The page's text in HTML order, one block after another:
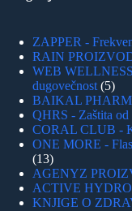
ZAPPER -
RAIN
WEB
dugovečnost 5
BAIKAL PHARM
QHRS - Zaštita od
CORAL CLUB -
ONE MORE -
13
AGENYZ
ACTIVE
KNJIGE O